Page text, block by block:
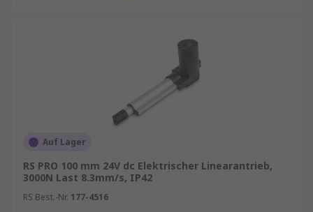
Auf Lager
RS PRO 100 mm 24V dc Elektrischer Linearantrieb,
3000N Last 8.3mm/s, IP42
RS Best.-Nr. 177-4516